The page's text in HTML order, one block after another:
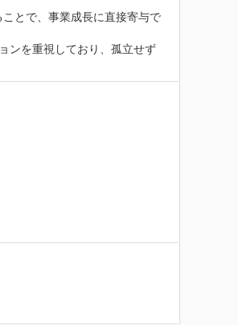
とで、事業成長に直接寄与で
ンを重視しており、孤立せず